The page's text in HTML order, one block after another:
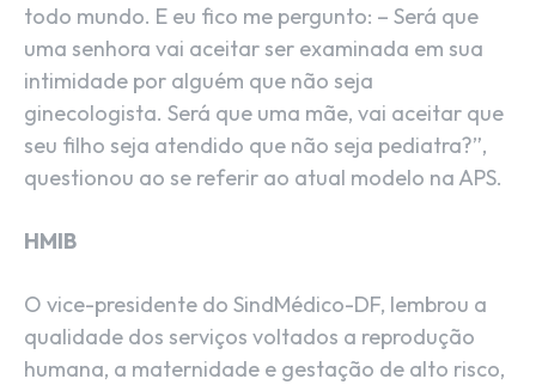
todo mundo. E eu fico me pergunto: – Será que
uma senhora vai aceitar ser examinada em sua
intimidade por alguém que não seja
ginecologista. Será que uma mãe, vai aceitar que
seu filho seja atendido que não seja pediatra?”,
questionou ao se referir ao atual modelo na APS.
HMIB
O vice-presidente do SindMédico-DF, lembrou a
qualidade dos serviços voltados a reprodução
humana, a maternidade e gestação de alto risco,